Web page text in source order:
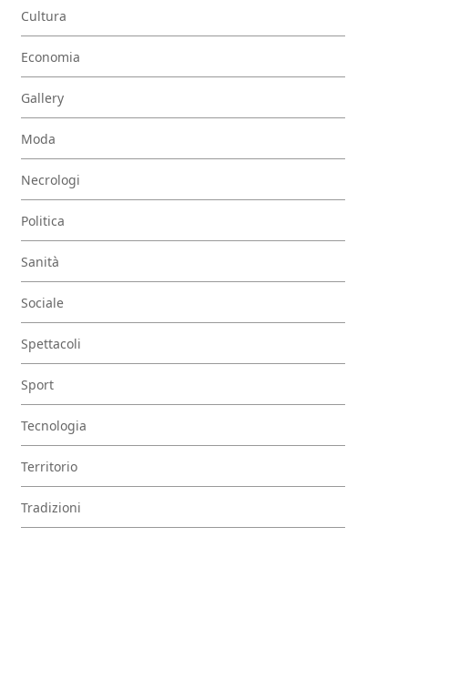
Cultura
Economia
Gallery
Moda
Necrologi
Politica
Sanità
Sociale
Spettacoli
Sport
Tecnologia
Territorio
Tradizioni